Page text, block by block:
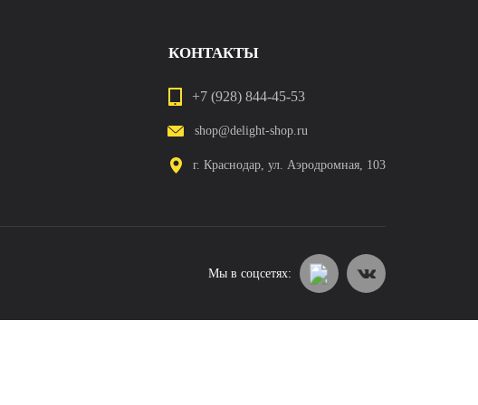
КОНТАКТЫ
+7 (928) 844-45-53
shop@delight-shop.ru
г. Краснодар, ул. Аэродромная, 103
Мы в соцсетях: